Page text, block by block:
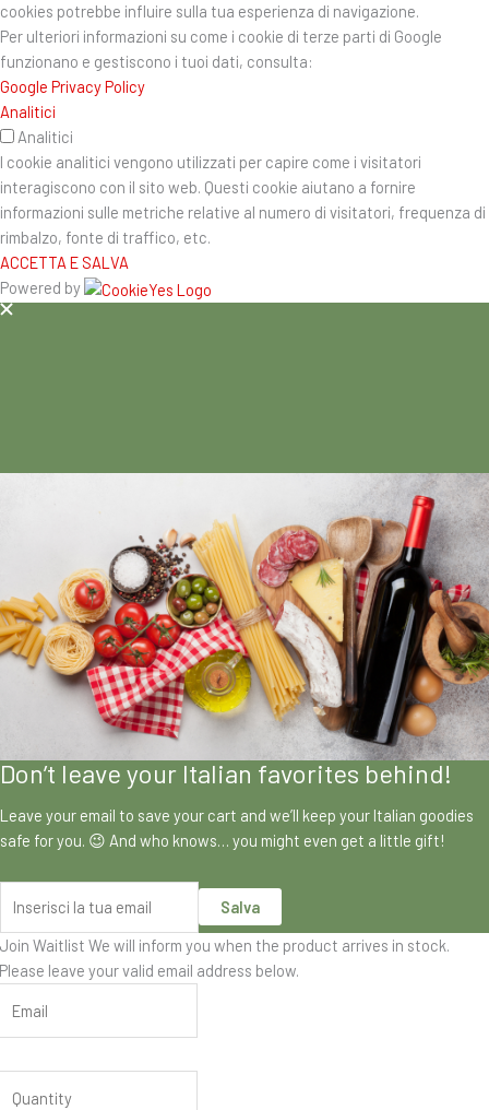
cookies potrebbe influire sulla tua esperienza di navigazione.
Per ulteriori informazioni su come i cookie di terze parti di Google
funzionano e gestiscono i tuoi dati, consulta:
Google Privacy Policy
Analitici
Analitici
I cookie analitici vengono utilizzati per capire come i visitatori
interagiscono con il sito web. Questi cookie aiutano a fornire
informazioni sulle metriche relative al numero di visitatori, frequenza di
rimbalzo, fonte di traffico, etc.
ACCETTA E SALVA
Powered by
Don’t leave your Italian favorites behind!
Leave your email to save your cart and we’ll keep your Italian goodies
safe for you. 😉 And who knows… you might even get a little gift!
Salva
Join Waitlist We will inform you when the product arrives in stock.
Please leave your valid email address below.